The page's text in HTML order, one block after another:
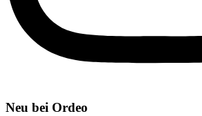
Neu bei Ordeo